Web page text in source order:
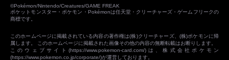
©Pokémon/Nintendo/Creatures/GAME FREAK
ポケットモンスター・ポケモン・Pokémonは任天堂・クリーチャーズ・ゲームフリークの
商標です。
このホームページに掲載されている内容の著作権は(株)クリーチャーズ、(株)ポケモンに帰
属します。 このホームページに掲載された画像その他の内容の無断転載はお断りします。
このウェブサイト(https://www.pokemon-card.com/)は、株式会社ポケモン
(https://www.pokemon.co.jp/corporate/)が運営しております。